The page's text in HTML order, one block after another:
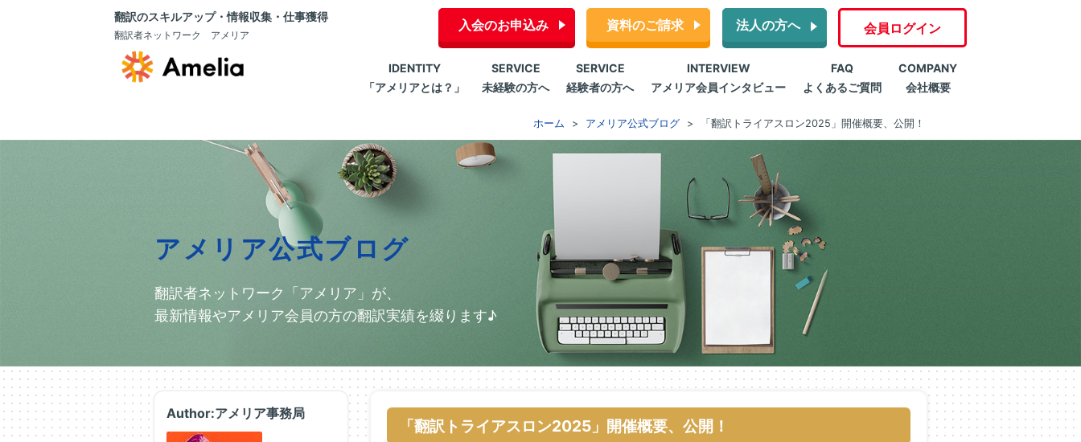
翻訳のスキルアップ・情報収集・仕事獲得
翻訳者ネットワーク アメリア
入会のお申込み 資料のご請求 法人の方へ 会員ログイン
IDENTITY
「アメリアとは？」
SERVICE
未経験の方へ
SERVICE
経験者の方へ
INTERVIEW
アメリア会員インタビュー
FAQ
よくあるご質問
COMPANY
会社概要
ホーム アメリア公式ブログ 「翻訳トライアスロン2025」開催概要、公開！
アメリア公式ブログ
翻訳者ネットワーク「アメリア」が、
最新情報やアメリア会員の方の翻訳実績を綴ります♪
「翻訳トライアスロン2025」開催概要、公開！
Author:アメリア事務局